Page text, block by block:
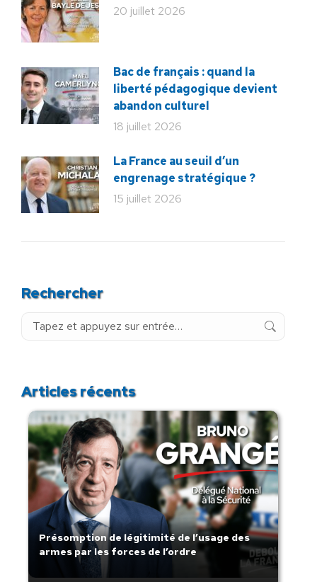
20 juillet 2026
Bac de français : quand la
liberté pédagogique devient
abandon culturel
18 juillet 2026
La France au seuil d’un
engrenage stratégique ?
15 juillet 2026
Rechercher
Recherche
Articles récents
Présomption de légitimité de l’usage des
armes par les forces de l’ordre